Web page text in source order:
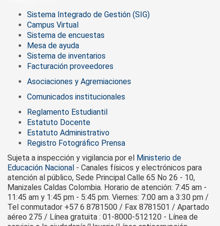
Sistema Integrado de Gestión (SIG)
Campus Virtual
Sistema de encuestas
Mesa de ayuda
Sistema de inventarios
Facturación proveedores
Asociaciones y Agremiaciones
Comunicados institucionales
Reglamento Estudiantil
Estatuto Docente
Estatuto Administrativo
Registro Fotográfico Prensa
Sujeta a inspección y vigilancia por el Ministerio de
Educación Nacional - Canales físicos y electrónicos para
atención al público, Sede Principal Calle 65 No 26 - 10,
Manizales Caldas Colombia. Horario de atención: 7:45 am -
11:45 am y 1:45 pm - 5:45 pm. Viernes: 7:00 am a 3:30 pm /
Tel conmutador +57 6 8781500 / Fax 8781501 / Apartado
aéreo 275 / Línea gratuita : 01-8000-512120 - Línea de